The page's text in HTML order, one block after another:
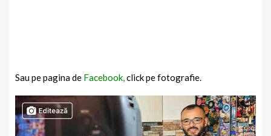
Sau pe pagina de Facebook,click pe fotografie.